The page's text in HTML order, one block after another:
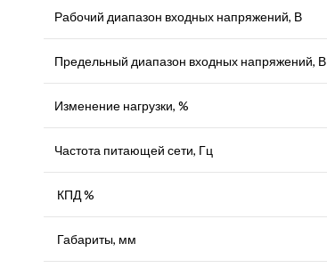
Рабочий диапазон входных напряжений, В
Предельный диапазон входных напряжений, В
Изменение нагрузки, %
Частота питающей сети, Гц
КПД %
Габариты, мм